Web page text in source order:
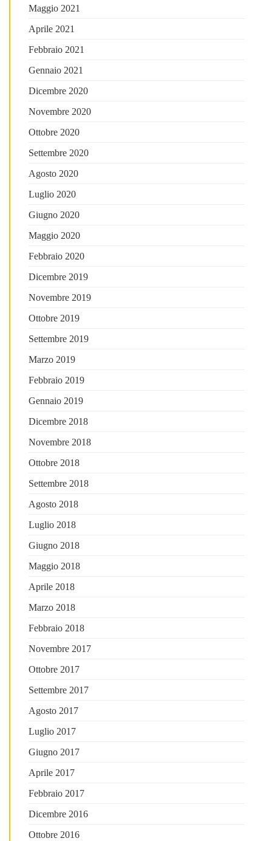
Maggio 2021
Aprile 2021
Febbraio 2021
Gennaio 2021
Dicembre 2020
Novembre 2020
Ottobre 2020
Settembre 2020
Agosto 2020
Luglio 2020
Giugno 2020
Maggio 2020
Febbraio 2020
Dicembre 2019
Novembre 2019
Ottobre 2019
Settembre 2019
Marzo 2019
Febbraio 2019
Gennaio 2019
Dicembre 2018
Novembre 2018
Ottobre 2018
Settembre 2018
Agosto 2018
Luglio 2018
Giugno 2018
Maggio 2018
Aprile 2018
Marzo 2018
Febbraio 2018
Novembre 2017
Ottobre 2017
Settembre 2017
Agosto 2017
Luglio 2017
Giugno 2017
Aprile 2017
Febbraio 2017
Dicembre 2016
Ottobre 2016